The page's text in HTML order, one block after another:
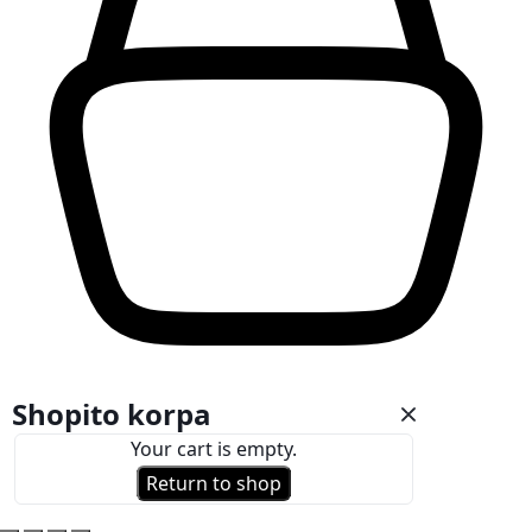
Shopito korpa
Your cart is empty.
Return to shop